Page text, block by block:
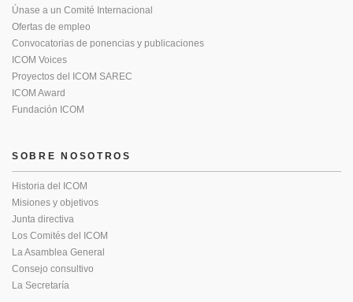
Únase a un Comité Internacional
Ofertas de empleo
Convocatorias de ponencias y publicaciones
ICOM Voices
Proyectos del ICOM SAREC
ICOM Award
Fundación ICOM
SOBRE NOSOTROS
Historia del ICOM
Misiones y objetivos
Junta directiva
Los Comités del ICOM
La Asamblea General
Consejo consultivo
La Secretaría